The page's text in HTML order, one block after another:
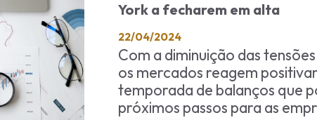
York a fecharem em alta
22/04/2024
Com a diminuição das
os mercados reagem
temporada de balanços que
próximos passos para as